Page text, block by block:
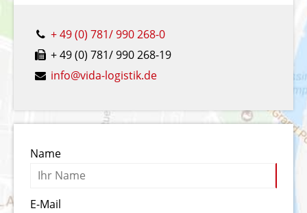
+ 49 (0) 781/ 990 268-0
+ 49 (0) 781/ 990 268-19
info@vida-logistik.de
Name
E-Mail